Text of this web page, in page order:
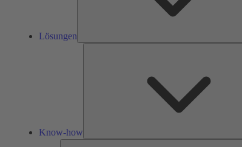
Lösungen
Know-how